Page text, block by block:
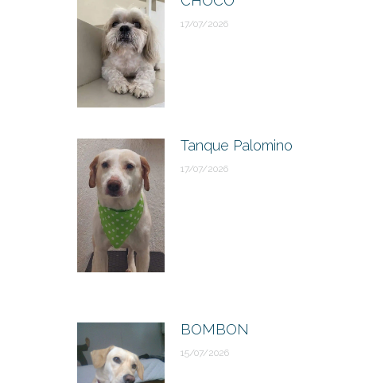
17/07/2026
Tanque Palomino
17/07/2026
BOMBON
15/07/2026